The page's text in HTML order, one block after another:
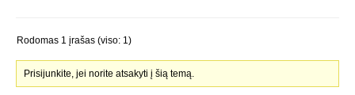
Rodomas 1 įrašas (viso: 1)
Prisijunkite, jei norite atsakyti į šią temą.